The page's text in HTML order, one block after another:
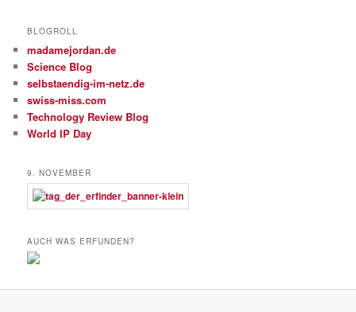
BLOGROLL
madamejordan.de
Science Blog
selbstaendig-im-netz.de
swiss-miss.com
Technology Review Blog
World IP Day
9. NOVEMBER
AUCH WAS ERFUNDEN?